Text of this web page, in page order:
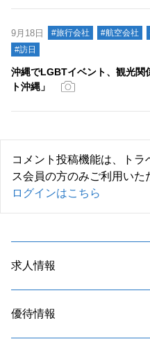
9月18日 #旅行会社 #航空会社
#訪日
沖縄でLGBTイベント、観光関
ト沖縄」
コメント投稿機能は、ト
ス会員の方のみご利用いた
ログインはこちら
求人情報
優待情報